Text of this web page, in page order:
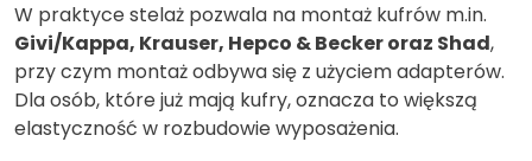
W praktyce stelaż pozwala na montaż kufrów m.in.
Givi/Kappa, Krauser, Hepco & Becker oraz Shad,
przy czym montaż odbywa się z użyciem adapterów.
Dla osób, które już mają kufry, oznacza to większą
elastyczność w rozbudowie wyposażenia.